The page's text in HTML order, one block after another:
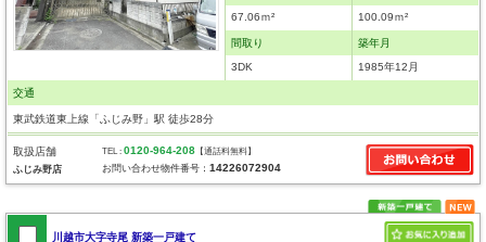
67.06ｍ² 100.09ｍ²
間取り
3DK
築年月
1985年12月
交通
東武鉄道東上線「ふじみ野」駅 徒歩28分
取扱店舗
ふじみ野店
TEL :0120-964-208 【通話料無料】
お問い合わせ物件番号：14226072904
川越市大字寺尾 新築一戸建て